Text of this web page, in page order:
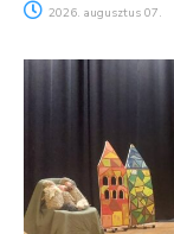
2026. augusztus 07.